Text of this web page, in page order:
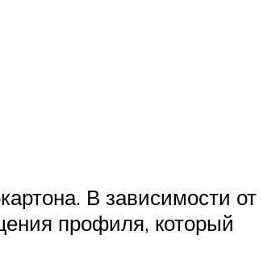
В зависимости от
профиля, который